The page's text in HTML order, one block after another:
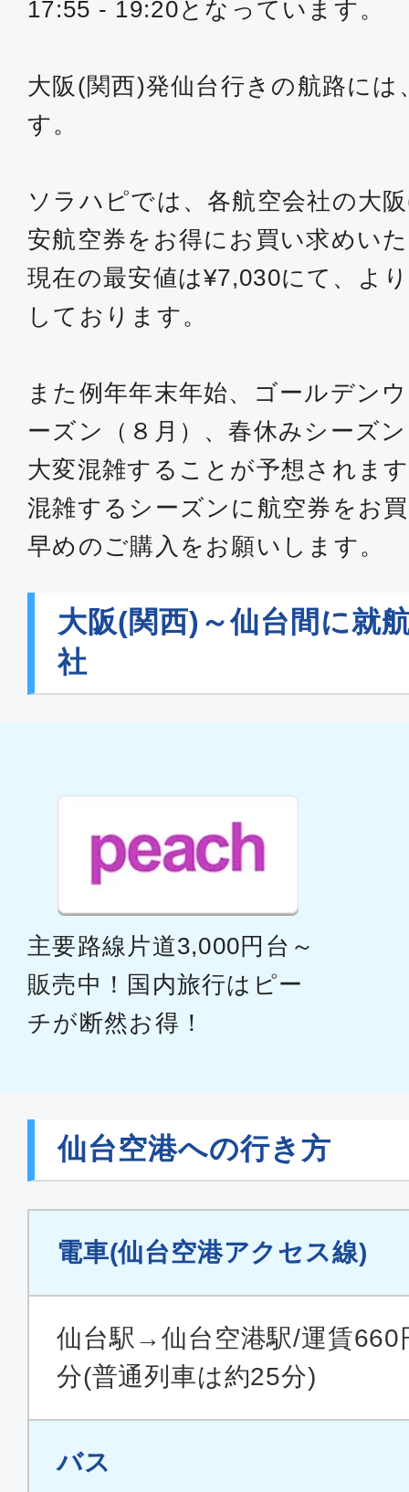
17:55 - 19:20となっています。
大阪(関西)発仙台行きの航路に
す。
ソラハピでは、各航空会社の大
安航空券をお得にお買い求めい
現在の最安値は¥7,030にて、よ
しております。
また例年年末年始、ゴールデン
ーズン（８月）、春休みシーズ
大変混雑することが予想されま
混雑するシーズンに航空券をお
早めのご購入をお願いします。
大阪(関西)～仙台間に就
社
主要路線片道3,000円台～
販売中！国内旅行はピー
チが断然お得！
仙台空港への行き方
電車(仙台空港アクセス線)
仙台駅→仙台空港駅/運賃660
分(普通列車は約25分)
バス